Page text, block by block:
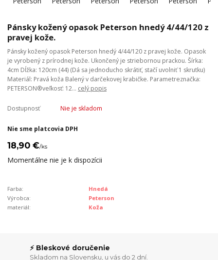
Pánsky kožený opasok Peterson hnedý 4/44/120 z
pravej kože.
Pánsky kožený opasok Peterson hnedý 4/44/120 z pravej kože. Opasok
je vyrobený z prírodnej kože. Ukončený je striebornou prackou. Šírka:
4cm Dĺžka: 120cm (44) (Dá sa jednoducho skrátiť, stačí uvolniť 1 skrutku)
Materiál: Pravá koža Balený v darčekovej krabičke. Parametreznačka:
PETERSON®veľkosť: 12... celý popis
Dostupnosť Nie je skladom
Nie sme platcovia DPH
18,90 €/ks
Momentálne nie je k dispozícii
Farba:
Hnedá
Výrobca:
Peterson
materiál:
Koža
⚡ Bleskové doručenie
Skladom na Slovensku, u vás do 2 dní.